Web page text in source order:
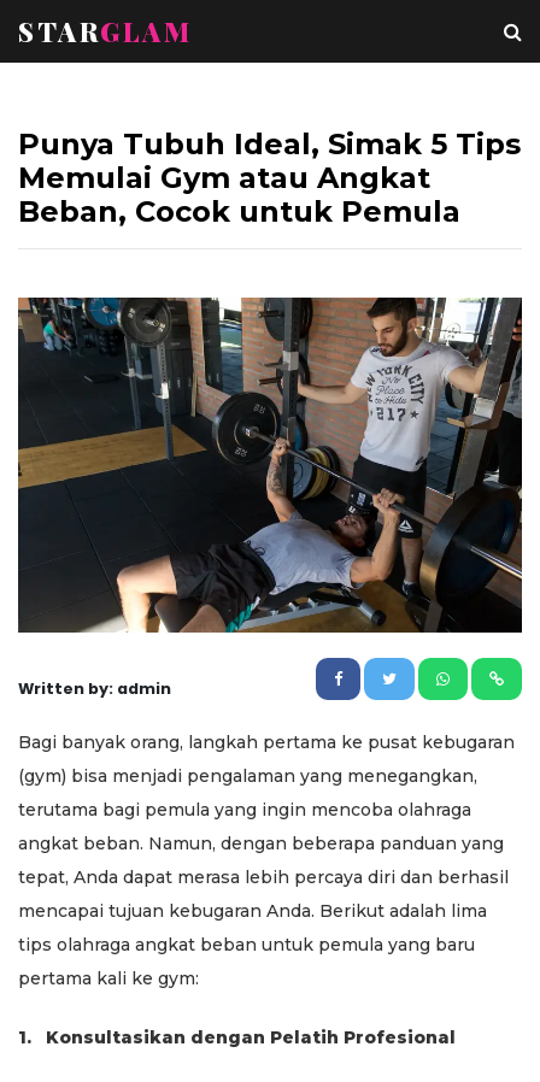
STARGLAM
Punya Tubuh Ideal, Simak 5 Tips
Memulai Gym atau Angkat
Beban, Cocok untuk Pemula
Written by: admin
Bagi banyak orang, langkah pertama ke pusat kebugaran
(gym) bisa menjadi pengalaman yang menegangkan,
terutama bagi pemula yang ingin mencoba olahraga
angkat beban. Namun, dengan beberapa panduan yang
tepat, Anda dapat merasa lebih percaya diri dan berhasil
mencapai tujuan kebugaran Anda. Berikut adalah lima
tips olahraga angkat beban untuk pemula yang baru
pertama kali ke gym:
1. Konsultasikan dengan Pelatih Profesional